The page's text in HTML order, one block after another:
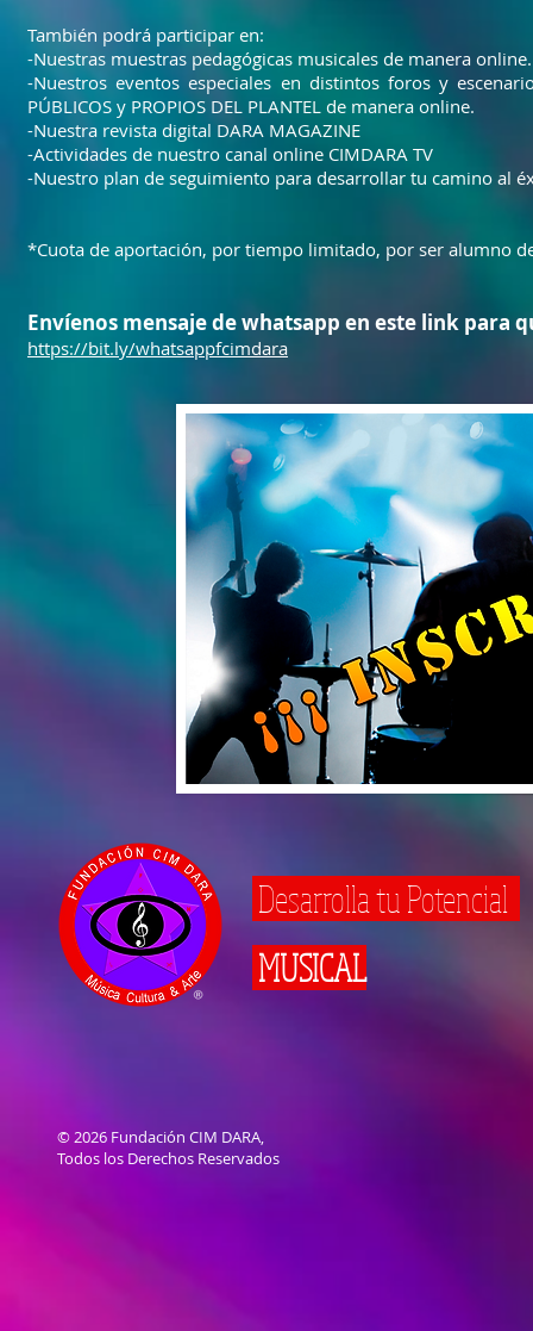
También podrá participar en:
-Nuestras muestras pedagógicas musicales de manera online.
-Nuestros eventos especiales en distintos foros y
PÚBLICOS y PROPIOS DEL PLANTEL de manera online.
-Nuestra revista digital DARA MAGAZINE
-Actividades de nuestro canal online CIMDARA TV
-Nuestro plan de seguimiento para desarrollar tu camino al
*Cuota de aportación, por tiempo limitado, por ser alumno
Envíenos mensaje de whatsapp en este link
https://bit.ly/whatsappfcimdara
Desarrolla tu Potencial
MUSICAL
© 2026 Fundación CIM DARA,
Todos los Derechos Reservados